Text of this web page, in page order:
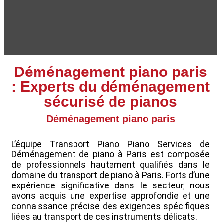
Déménagement piano paris
: Experts du déménagement
sécurisé de pianos
Déménagement piano paris
L’équipe Transport Piano Piano Services de
Déménagement de piano à Paris est composée
de professionnels hautement qualifiés dans le
domaine du transport de piano à Paris. Forts d’une
expérience significative dans le secteur, nous
avons acquis une expertise approfondie et une
connaissance précise des exigences spécifiques
liées au transport de ces instruments délicats.